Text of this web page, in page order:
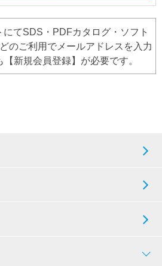
てSDS・PDFカタログ・ソフト
のご利用でメールアドレスを入力
新規会員登録】が必要です。